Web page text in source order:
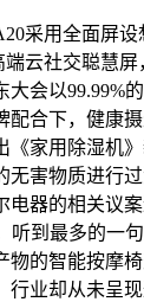
用全面屏设
云社交聪慧
会以
合下，健康
家用除湿
害物质进行
器的相关议
到最多的一
的智能按摩
业却从未呈